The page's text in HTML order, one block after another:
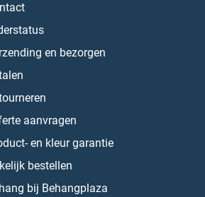
en bezorgen
aanvragen
en kleur garantie
bestellen
bij Behangplaza